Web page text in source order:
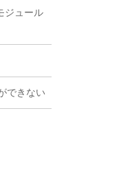
ジュール
できない